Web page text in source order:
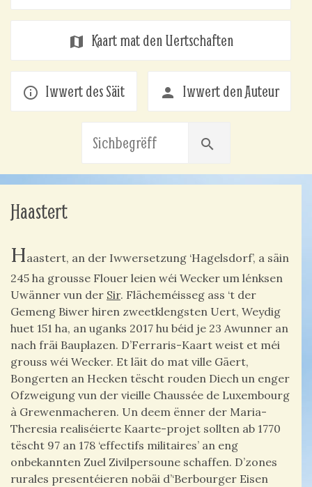
map Kaart mat den Uertschaften
info_outline Iwwert des Säit person Iwwert den Auteur
search
Haastert
Haastert, an der Iwwersetzung ‘Hagelsdorf’, a säin
245 ha grousse Flouer leien wéi Wecker um lénksen
Uwänner vun der Sir. Flächeméisseg ass ‘t der
Gemeng Biwer hiren zweetklengsten Uert, Weydig
huet 151 ha, an uganks 2017 hu béid je 23 Awunner an
nach fräi Bauplazen. D’Ferraris-Kaart weist et méi
grouss wéi Wecker. Et läit do mat ville Gäert,
Bongerten an Hecken tëscht rouden Diech un enger
Ofzweigung vun der vieille Chaussée de Luxembourg
à Grewenmacheren. Un deem ënner der Maria-
Theresia realiséierte Kaarte-projet sollten ab 1770
tëscht 97 an 178 ‘effectifs militaires’ an eng
onbekannten Zuel Zivilpersoune schaffen. D’zones
rurales presentéieren nobäi d’‘Berbourger Eisen